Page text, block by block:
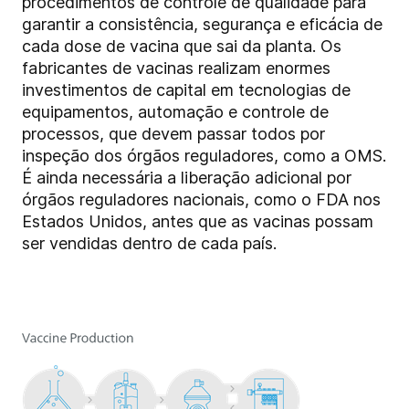
garantir a consistência, segurança e eficácia de
cada dose de vacina que sai da planta. Os
fabricantes de vacinas realizam enormes
investimentos de capital em tecnologias de
equipamentos, automação e controle de
processos, que devem passar todos por
inspeção dos órgãos reguladores, como a OMS.
É ainda necessária a liberação adicional por
órgãos reguladores nacionais, como o FDA nos
Estados Unidos, antes que as vacinas possam
ser vendidas dentro de cada país.